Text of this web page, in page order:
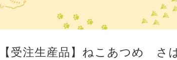
【受注生産品】ねこあつめ